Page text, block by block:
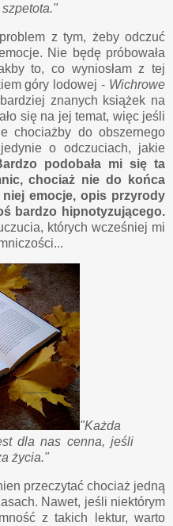
z tym, żeby odczuć
Nie będę próbowała
to, co wyniosłam z tej
góry lodowej - Wichrowe
znanych książek na
się na jej temat, więc jeśli
chociażby do obszernego
o odczuciach, jakie
podobała mi się ta
chociaż nie do końca
niej emocje, opis przyrody
bardzo hipnotyzującego.
których wcześniej mi
"Każda
dla nas cenna, jeśli
życia."
przeczytać chociaż jedną
Nawet, jeśli niektórym
z takich lektur, warto